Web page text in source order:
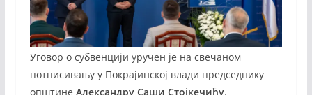
Уговор о субвенцији уручен је на свечаном
потписивању у Покрајинској влади председнику
општине Александру Саши Стојкечићу.